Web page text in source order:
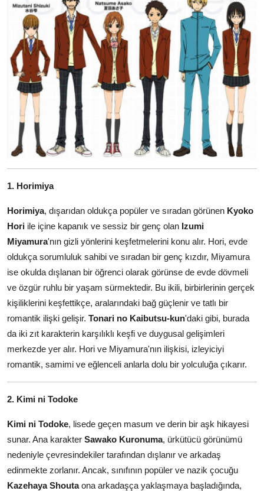
1. Horimiya
Horimiya, dışarıdan oldukça popüler ve sıradan görünen Kyoko
Hori ile içine kapanık ve sessiz bir genç olan Izumi
Miyamura'nın gizli yönlerini keşfetmelerini konu alır. Hori, evde
oldukça sorumluluk sahibi ve sıradan bir genç kızdır, Miyamura
ise okulda dışlanan bir öğrenci olarak görünse de evde dövmeli
ve özgür ruhlu bir yaşam sürmektedir. Bu ikili, birbirlerinin gerçek
kişiliklerini keşfettikçe, aralarındaki bağ güçlenir ve tatlı bir
romantik ilişki gelişir. Tonari no Kaibutsu-kun'daki gibi, burada
da iki zıt karakterin karşılıklı keşfi ve duygusal gelişimleri
merkezde yer alır. Hori ve Miyamura'nın ilişkisi, izleyiciyi
romantik, samimi ve eğlenceli anlarla dolu bir yolculuğa çıkarır.
2. Kimi ni Todoke
Kimi ni Todoke, lisede geçen masum ve derin bir aşk hikayesi
sunar. Ana karakter Sawako Kuronuma, ürkütücü görünümü
nedeniyle çevresindekiler tarafından dışlanır ve arkadaş
edinmekte zorlanır. Ancak, sınıfının popüler ve nazik çocuğu
Kazehaya Shoutaona arkadaşça yaklaşmaya başladığında,